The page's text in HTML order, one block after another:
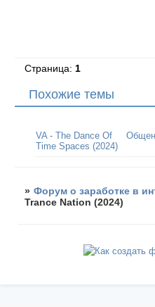
Страница: 1
Похожие темы
VA - The Dance Of
Time Spaces (2024)
» Форум о заработке в
Trance Nation (2024)